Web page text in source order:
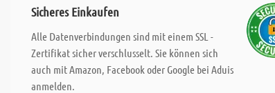
Sicheres Einkaufen
Alle Datenverbindungen sind mit einem SSL -
Zertifikat sicher verschlusselt. Sie können sich
auch mit Amazon, Facebook oder Google bei Aduis
anmelden.